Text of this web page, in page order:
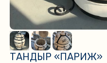
ТАНДЫР «ПАРИЖ»